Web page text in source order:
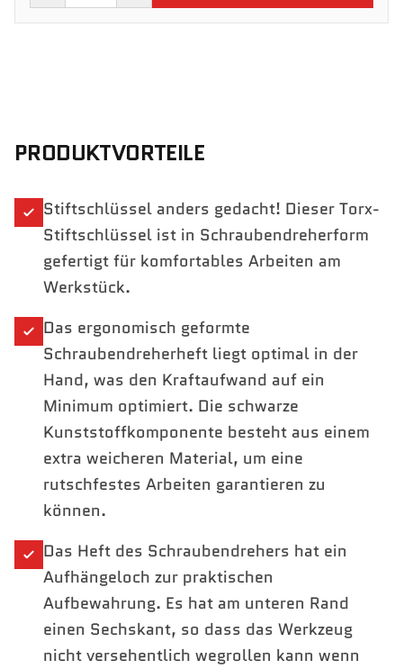
PRODUKTVORTEILE
Stiftschlüssel anders gedacht! Dieser Torx-
Stiftschlüssel ist in Schraubendreherform
gefertigt für komfortables Arbeiten am
Werkstück.
Das ergonomisch geformte
Schraubendreherheft liegt optimal in der
Hand, was den Kraftaufwand auf ein
Minimum optimiert. Die schwarze
Kunststoffkomponente besteht aus einem
extra weicheren Material, um eine
rutschfestes Arbeiten garantieren zu
können.
Das Heft des Schraubendrehers hat ein
Aufhängeloch zur praktischen
Aufbewahrung. Es hat am unteren Rand
einen Sechskant, so dass das Werkzeug
nicht versehentlich wegrollen kann wenn